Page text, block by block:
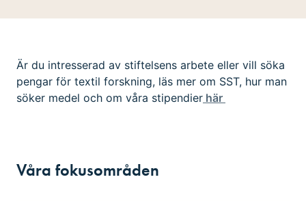
Är du intresserad av stiftelsens arbete eller vill söka
pengar för textil forskning, läs mer om SST, hur man
söker medel och om våra stipendier här
Våra fokusområden